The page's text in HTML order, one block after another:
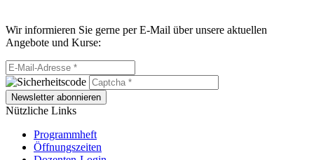
Wir informieren Sie gerne per E-Mail über unsere aktuellen
Angebote und Kurse:
Newsletter abonnieren
Nützliche Links
Programmheft
Öffnungszeiten